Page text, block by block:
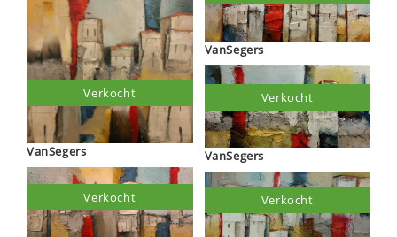
VanSegers
Verkocht
Verkocht
VanSegers
VanSegers
Verkocht
Verkocht